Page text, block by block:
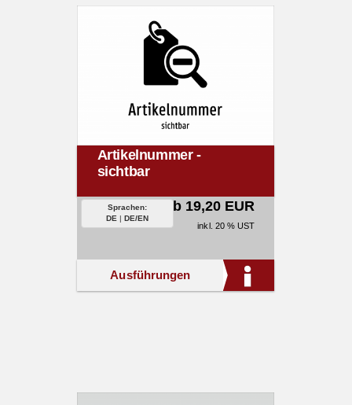
Artikelnummer -
sichtbar
Sprachen:
DE | DE/EN
ab 19,20 EUR
inkl. 20 % UST
Ausführungen